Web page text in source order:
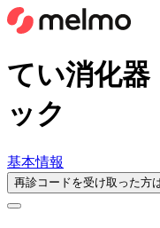
てい消化器
ック
基本情報
再診コードを受け取った方